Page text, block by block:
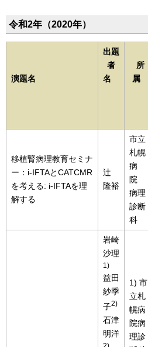
令和2年（2020年）
演題名
出題
者
名
所
属
移植腎病理教育セミナ
ー：i-IFTAとCATCMR
を考える: i-IFTAを理
解する
辻
隆裕
市立
札幌
病
院
病理
診断
科
岩崎
沙理
1)
益田
紗季
子2)
石津
明洋
1) 市
立札
幌病
院病
理診